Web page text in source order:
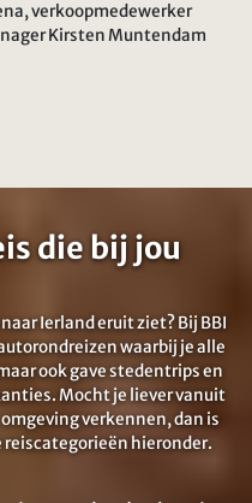
verkoopmedewerker
Kirsten Muntendam
die bij jou
Ierland eruit ziet? Bij BBI
waarbij je alle
ook gave stedentrips en
Mocht je liever vanuit
verkennen, dan is
hieronder.